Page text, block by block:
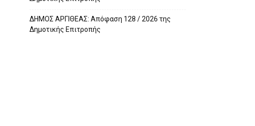
ΔΗΜΟΣ ΑΡΓΙΘΕΑΣ: Απόφαση 128 / 2026 της
Δημοτικής Επιτροπής